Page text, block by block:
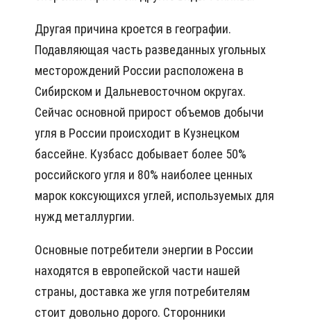
Другая причина кроется в географии.
Подавляющая часть разведанных угольных
месторождений России расположена в
Сибирском и Дальневосточном округах.
Сейчас основной прирост объемов добычи
угля в России происходит в Кузнецком
бассейне. Кузбасс добывает более 50%
российского угля и 80% наиболее ценных
марок коксующихся углей, используемых для
нужд металлургии.
Основные потребители энергии в России
находятся в европейской части нашей
страны, доставка же угля потребителям
стоит довольно дорого. Сторонники